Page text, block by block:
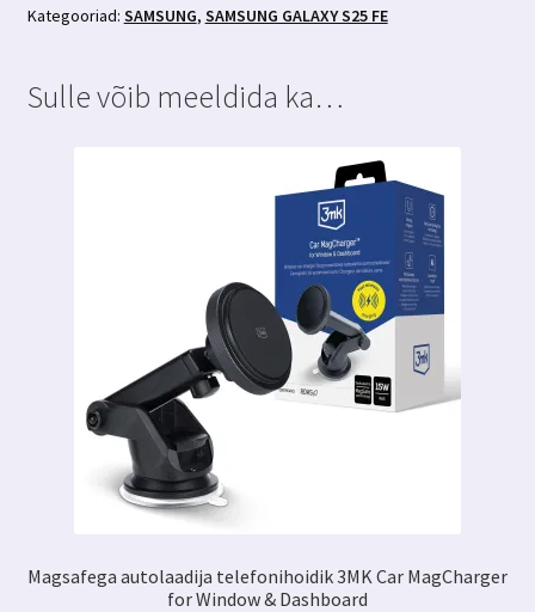
kaitseklaas
kogus
Kategooriad: SAMSUNG, SAMSUNG GALAXY S25 FE
Sulle võib meeldida ka…
Magsafega autolaadija telefonihoidik 3MK Car MagCharger
for Window & Dashboard